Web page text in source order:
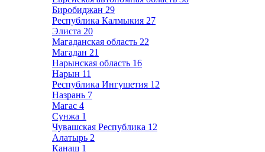
Биробиджан 29
Республика Калмыкия 27
Элиста 20
Магаданская область 22
Магадан 21
Нарынская область 16
Нарын 11
Республика Ингушетия 12
Назрань 7
Магас 4
Сунжа 1
Чувашская Республика 12
Алатырь 2
Канаш 1